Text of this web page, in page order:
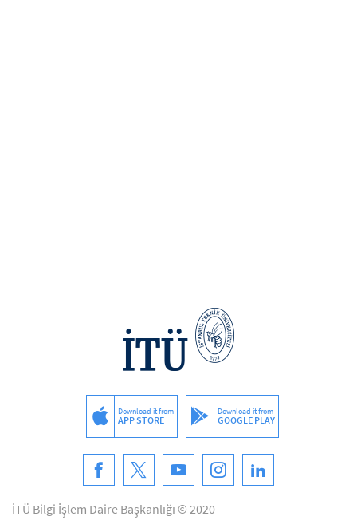
Download it from
APP STORE
Download it from
GOOGLE PLAY
İTÜ Bilgi İşlem Daire Başkanlığı © 2020